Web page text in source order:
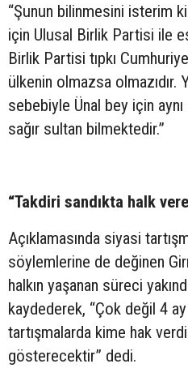
“Şunun bilinmesini isterim
için Ulusal Birlik Partisi ile
Birlik Partisi tıpkı
ülkenin olmazsa olmazıdır.
sebebiyle Ünal bey için
sağır sultan bilmektedir.”
“Takdiri sandıkta halk
Açıklamasında siyasi
söylemlerine de değinen
halkın yaşanan süreci
kaydederek, “Çok değil 4
tartışmalarda kime hak
gösterecektir” dedi.